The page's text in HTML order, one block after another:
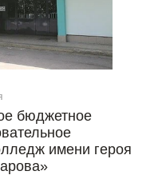
бюджетное
имени героя